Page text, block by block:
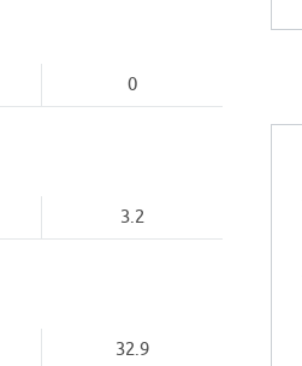
0
3.2
32.9